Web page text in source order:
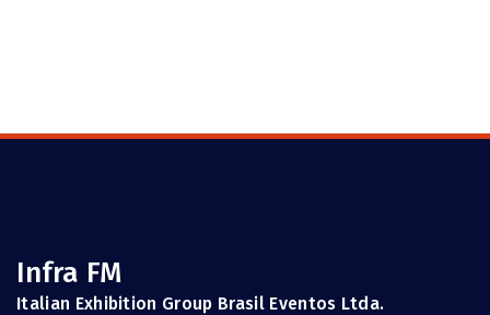
Infra FM
Italian Exhibition Group Brasil Eventos Ltda.